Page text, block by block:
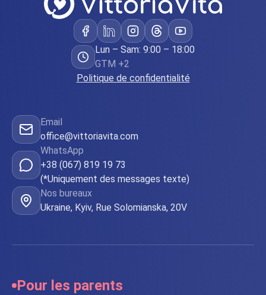
Lun – Sam: 9:00 – 18:00
GTM +2
Politique de confidentialité
Email
office@vittoriavita.com
WhatsApp
+38 (067) 819 19 73
(*Uniquement des messages texte)
Nos bureaux
Ukraine, Kyiv, Rue Solomianska, 20V
Pour les parents